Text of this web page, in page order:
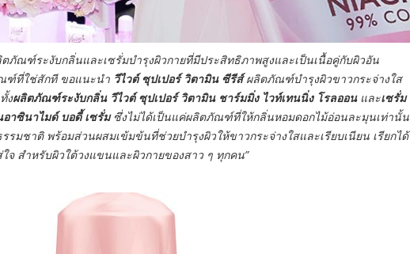
ฑ์ระงับกลิ่นและเซรั่มบำรุงผิวกายที่มีประสิทธิภาพสูงและเป็นเนื้อคู่กับผิวอัน
ณฑ์ที่ใช่สักที ขอแนะนำ วีไวต์ซุปเปอร์วิตามิน ซีรีส์ผลิตภัณฑ์บำรุงผิวขาวกระจ่างใส
งผลิตภัณฑ์ระงับกลิ่น วีไวต์ ซุปเปอร์ วิตามิน ชาร์มมิ่ง ไวท์เทนนิ่ง โรลออนและเซรั่ม
อาซินาไมด์ บอดี้ เซรั่มซึ่งไม่ได้เป็นแค่ผลิตภัณฑ์ที่ให้กลิ่นหอมดอกไม้อ่อนละมุนเท่านั้น
มชาติ พร้อมส่วนผสมเข้มข้นที่ช่วยบำรุงผิวให้ขาวกระจ่างใสและเรียบเนียน เรียกได้
สำหรับผิวใต้วงแขนและผิวกายของสาว ๆ ทุกคน”